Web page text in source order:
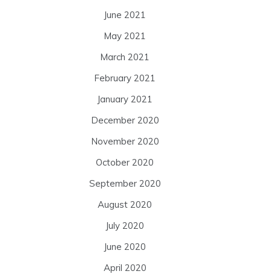
June 2021
May 2021
March 2021
February 2021
January 2021
December 2020
November 2020
October 2020
September 2020
August 2020
July 2020
June 2020
April 2020